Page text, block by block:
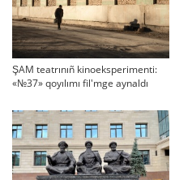
ŞAM teatrınıñ kinoeksperimenti:
«№37» qoyılımı fil'mge aynaldı